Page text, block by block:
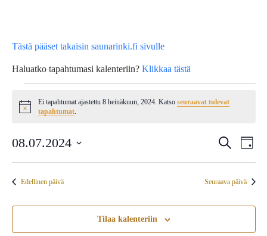
Tästä pääset takaisin saunarinki.fi sivulle
Haluatko tapahtumasi kalenteriin? Klikkaa tästä
Tapahtumat
8
heinäkuun,
2024
Notice
Ei tapahtumat ajastettu 8 heinäkuun, 2024. Katso seuraavat tulevat
tapahtumat.
Etsi
aja
Etsi
Päivä
08.07.2024
Valitse
päivä.
Edellinen päivä Seuraava päivä
Tilaa kalenteriin